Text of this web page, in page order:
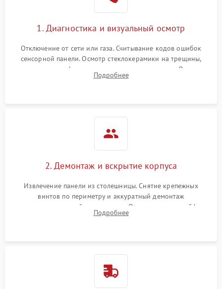
1. Диагностика и визуальный осмотр
Отключение от сети или газа. Считывание кодов ошибок
сенсорной панели. Осмотр стеклокерамики на трещины,
проверка конфорок на равномерность нагрева. Опрос
клиента о симптомах (не включается, не видит посуду,
Подробнее
2. Демонтаж и вскрытие корпуса
Извлечение панели из столешницы. Снятие крепежных
винтов по периметру и аккуратный демонтаж
стеклокерамической поверхности. Отсоединение шлейфов
сенсорного блока для доступа к силовым платам, катушкам
Подробнее